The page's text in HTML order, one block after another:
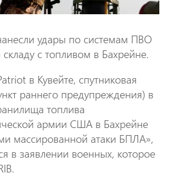
удары по системам ПВО
складу с топливом в Бахрейне.
в Кувейте, спутниковая
раннего предупреждения) в
топлива
армии США в Бахрейне
массированной атаки БПЛА»,
в заявлении военных, которое